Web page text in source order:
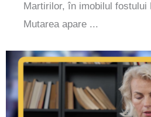
Martirilor, în imobilul fostului
Mutarea apare ...